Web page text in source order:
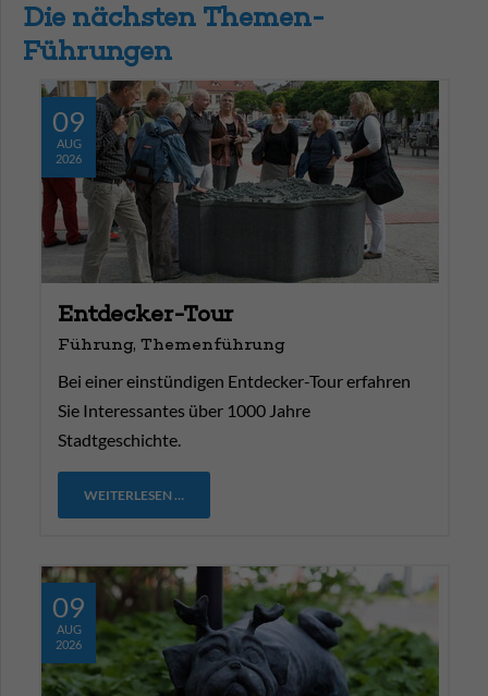
Die nächsten Themen-
Führungen
09
AUG
2026
Entdecker-Tour
Führung, Themenführung
Bei einer einstündigen Entdecker-Tour erfahren
Sie Interessantes über 1000 Jahre
Stadtgeschichte.
WEITERLESEN …
09
AUG
2026